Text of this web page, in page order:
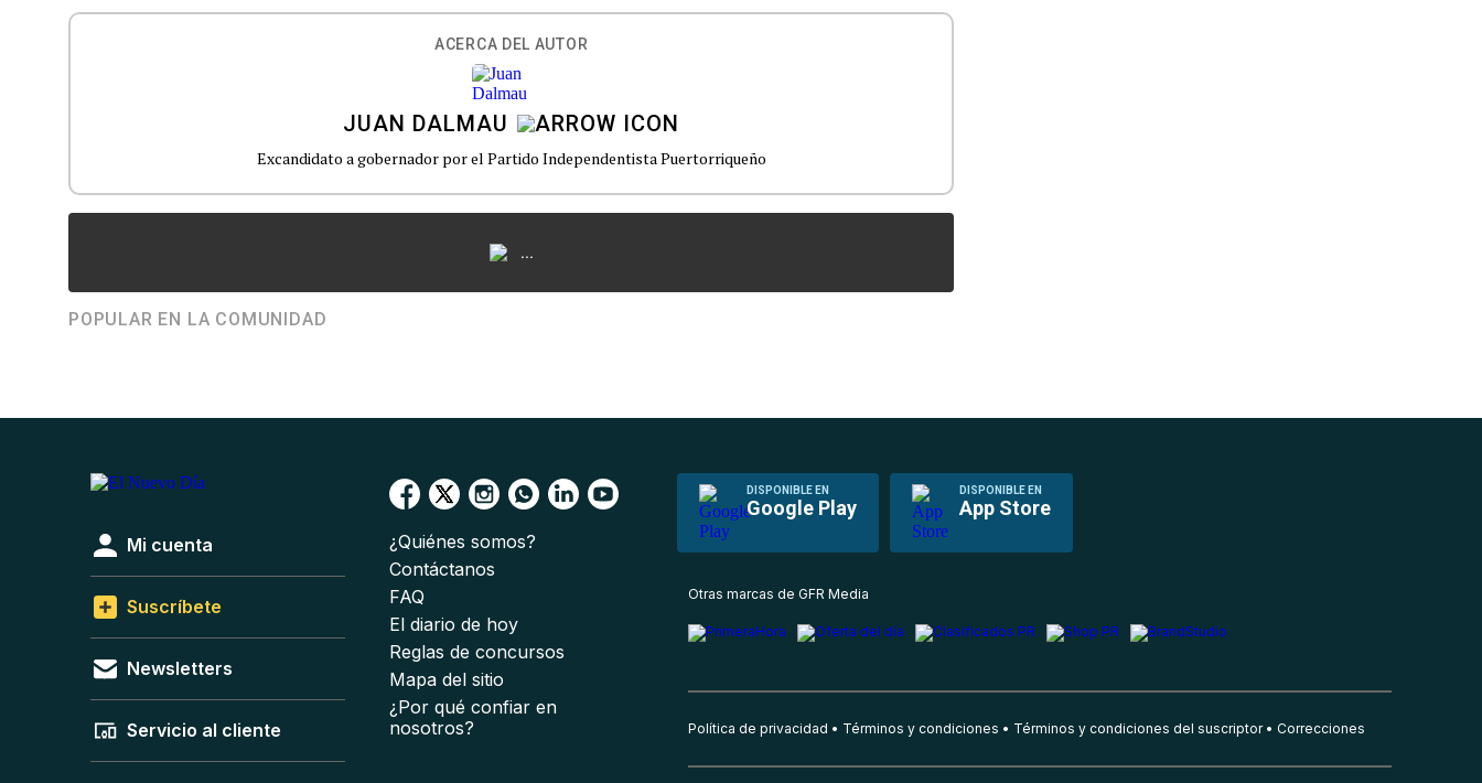
ACERCA DEL AUTOR
JUAN DALMAU
Excandidato a gobernador por el Partido Independentista Puertorriqueño
...
POPULAR EN LA COMUNIDAD
DISPONIBLE EN
Google Play
DISPONIBLE EN
App Store
Mi cuenta
Suscríbete
Newsletters
Servicio al cliente
¿Quiénes somos?
Contáctanos
FAQ
El diario de hoy
Reglas de concursos
Mapa del sitio
¿Por qué confiar en
nosotros?
Otras marcas de GFR Media
Política de privacidad Términos y condiciones Términos y condiciones del suscriptor Correcciones